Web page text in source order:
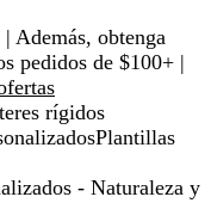
Además, obtenga
pedidos de $100+ |
rígidos
Plantillas
- Naturaleza y